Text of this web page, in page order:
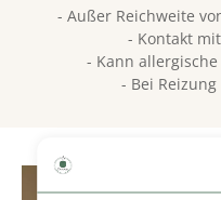
- Außer Reichweite
- Kontakt
- Kann
- Bei